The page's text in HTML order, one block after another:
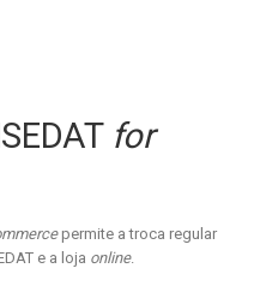
for
permite a troca regular
e a loja online.